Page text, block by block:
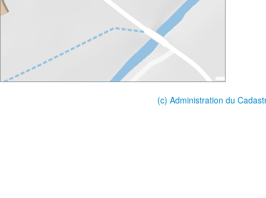
(c) Administration du